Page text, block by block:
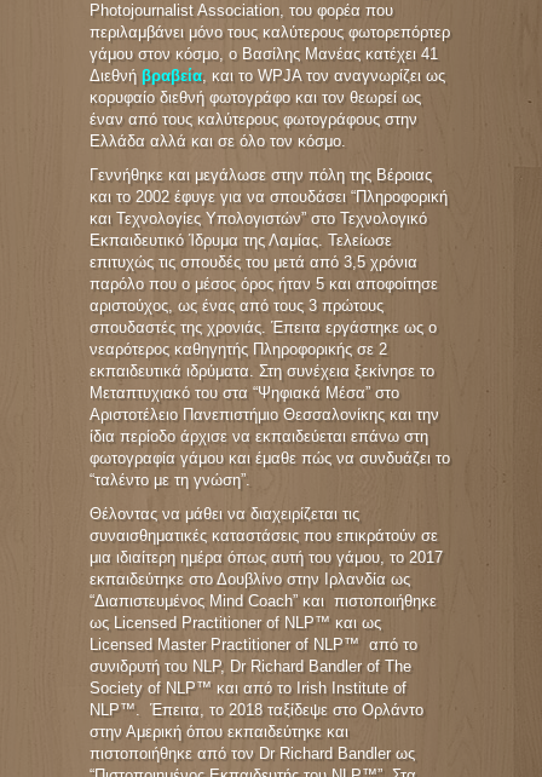
Photojournalist Association, του φορέα που
περιλαμβάνει μόνο τους καλύτερους φωτορεπόρτερ
γάμου στον κόσμο, o Βασίλης Μανέας κατέχει 41
Διεθνή βραβεία, και τo WPJA τον αναγνωρίζει ως
κορυφαίο διεθνή φωτογράφο και τον θεωρεί ως
έναν από τους καλύτερους φωτογράφους στην
Ελλάδα αλλά και σε όλο τον κόσμο.
Γεννήθηκε και μεγάλωσε στην πόλη της Βέροιας
και το 2002 έφυγε για να σπουδάσει “Πληροφορική
και Τεχνολογίες Υπολογιστών” στο Τεχνολογικό
Εκπαιδευτικό Ίδρυμα της Λαμίας. Τελείωσε
επιτυχώς τις σπουδές του μετά από 3,5 χρόνια
παρόλο που ο μέσος όρος ήταν 5 και αποφοίτησε
αριστούχος, ως ένας από τους 3 πρώτους
σπουδαστές της χρονιάς. Έπειτα εργάστηκε ως ο
νεαρότερος καθηγητής Πληροφορικής σε 2
εκπαιδευτικά ιδρύματα. Στη συνέχεια ξεκίνησε το
Μεταπτυχιακό του στα “Ψηφιακά Μέσα” στο
Αριστοτέλειο Πανεπιστήμιο Θεσσαλονίκης και την
ίδια περίοδο άρχισε να εκπαιδεύεται επάνω στη
φωτογραφία γάμου και έμαθε πώς να συνδυάζει το
“ταλέντο με τη γνώση”.
Θέλοντας να μάθει να διαχειρίζεται τις
συναισθηματικές καταστάσεις που επικράτούν σε
μια ιδιαίτερη ημέρα όπως αυτή του γάμου, το 2017
εκπαιδεύτηκε στο Δουβλίνο στην Ιρλανδία ως
“Διαπιστευμένος Mind Coach” και πιστοποιήθηκε
ως Licensed Practitioner of NLP™ και ως
Licensed Master Practitioner of NLP™ από το
συνιδρυτή του NLP, Dr Richard Bandler of The
Society of NLP™ και από το Irish Institute of
NLP™. Έπειτα, το 2018 ταξίδεψε στο Ορλάντο
στην Αμερική όπου εκπαιδεύτηκε και
πιστοποιήθηκε από τον Dr Richard Bandler ως